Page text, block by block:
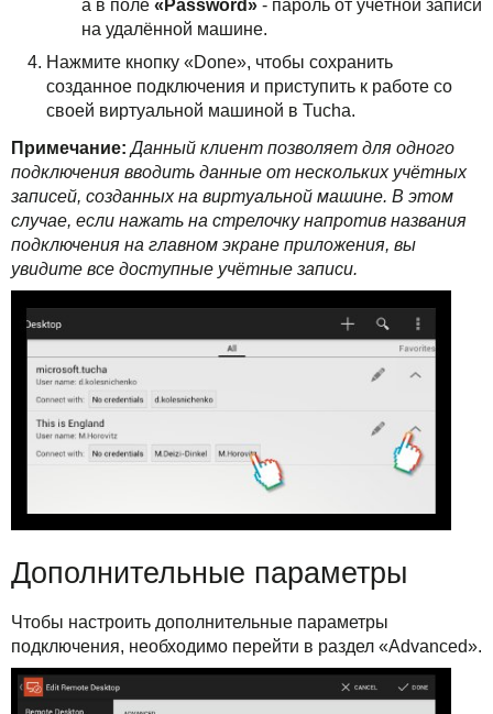
а в поле «Password» - пароль от учётной записи
на удалённой машине.
Нажмите кнопку «Done», чтобы сохранить
созданное подключения и приступить к работе со
своей виртуальной машиной в Tucha.
Примечание: Данный клиент позволяет для одного
подключения вводить данные от нескольких учётных
записей, созданных на виртуальной машине. В этом
случае, если нажать на стрелочку напротив названия
подключения на главном экране приложения, вы
увидите все доступные учётные записи.
Дополнительные параметры
Чтобы настроить дополнительные параметры
подключения, необходимо перейти в раздел «Advanced».